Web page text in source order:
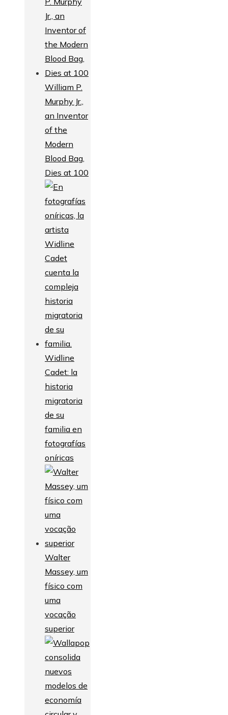
William P.
Murphy Jr.,
an Inventor
of the
Modern
Blood Bag,
Dies at 100
Widline
Cadet: la
historia
migratoria
de su
familia en
fotografías
oníricas
Walter
Massey, um
físico com
uma
vocação
superior